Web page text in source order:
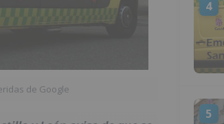
de Google
4
5